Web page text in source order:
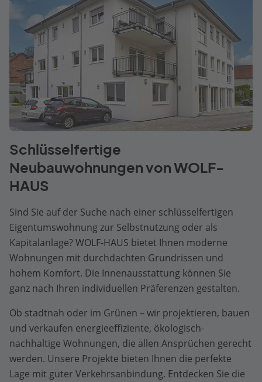
Schlüsselfertige
Neubauwohnungen von WOLF-
HAUS
Sind Sie auf der Suche nach einer schlüsselfertigen
Eigentumswohnung zur Selbstnutzung oder als
Kapitalanlage? WOLF-HAUS bietet Ihnen moderne
Wohnungen mit durchdachten Grundrissen und
hohem Komfort. Die Innenausstattung können Sie
ganz nach Ihren individuellen Präferenzen gestalten.
Ob stadtnah oder im Grünen – wir projektieren, bauen
und verkaufen energieeffiziente, ökologisch-
nachhaltige Wohnungen, die allen Ansprüchen gerecht
werden. Unsere Projekte bieten Ihnen die perfekte
Lage mit guter Verkehrsanbindung. Entdecken Sie die